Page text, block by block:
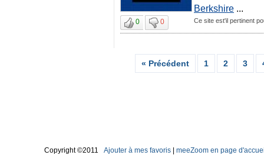
Berkshire ...
0 0 Ce site est'il pertinent
3
2
1
« Précédent
Copyright ©2011 Ajouter à mes favoris meeZoom en page